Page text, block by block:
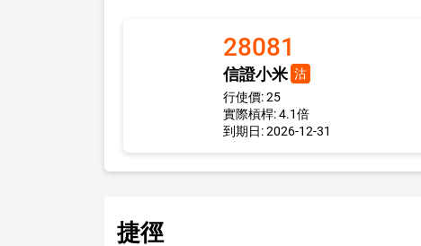
28081
信證小米 沽
行使價: 25
實際槓桿: 4.1倍
到期日: 2026-12-31
捷徑